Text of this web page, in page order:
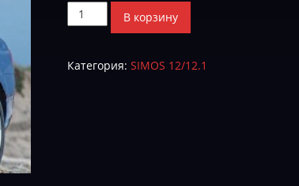
Количество
товара
Octavia
В корзину
Категория:SIMOS 12/12.1